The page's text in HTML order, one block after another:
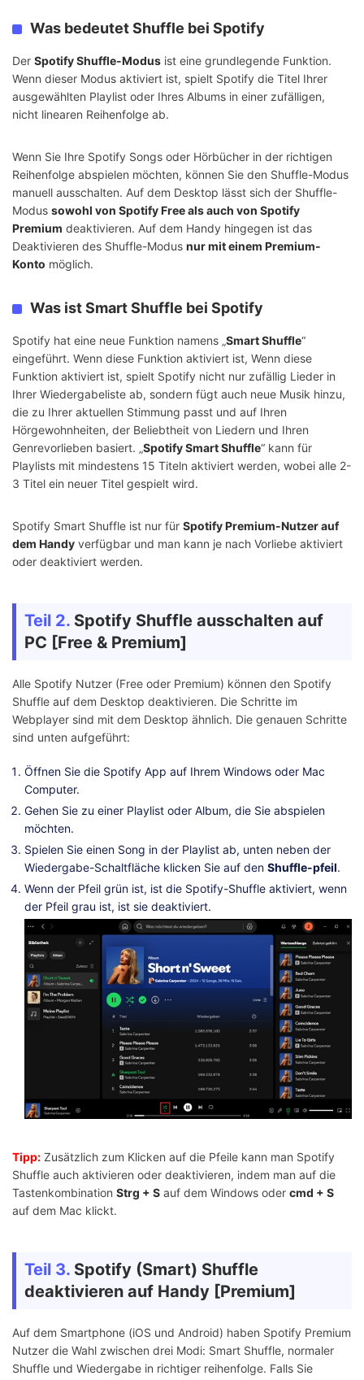
Was bedeutet Shuffle bei Spotify
Der Spotify Shuffle-Modus ist eine grundlegende Funktion.
Wenn dieser Modus aktiviert ist, spielt Spotify die Titel Ihrer
ausgewählten Playlist oder Ihres Albums in einer zufälligen,
nicht linearen Reihenfolge ab.
Wenn Sie Ihre Spotify Songs oder Hörbücher in der richtigen
Reihenfolge abspielen möchten, können Sie den Shuffle-Modus
manuell ausschalten. Auf dem Desktop lässt sich der Shuffle-
Modus sowohl von Spotify Free als auch von Spotify
Premium deaktivieren. Auf dem Handy hingegen ist das
Deaktivieren des Shuffle-Modus nur mit einem Premium-
Konto möglich.
Was ist Smart Shuffle bei Spotify
Spotify hat eine neue Funktion namens „Smart Shuffle“
eingeführt. Wenn diese Funktion aktiviert ist, Wenn diese
Funktion aktiviert ist, spielt Spotify nicht nur zufällig Lieder in
Ihrer Wiedergabeliste ab, sondern fügt auch neue Musik hinzu,
die zu Ihrer aktuellen Stimmung passt und auf Ihren
Hörgewohnheiten, der Beliebtheit von Liedern und Ihren
Genrevorlieben basiert. „Spotify Smart Shuffle“ kann für
Playlists mit mindestens 15 Titeln aktiviert werden, wobei alle 2-
3 Titel ein neuer Titel gespielt wird.
Spotify Smart Shuffle ist nur für Spotify Premium-Nutzer auf
dem Handy verfügbar und man kann je nach Vorliebe aktiviert
oder deaktiviert werden.
Teil 2. Spotify Shuffle ausschalten auf
PC [Free & Premium]
Alle Spotify Nutzer (Free oder Premium) können den Spotify
Shuffle auf dem Desktop deaktivieren. Die Schritte im
Webplayer sind mit dem Desktop ähnlich. Die genauen Schritte
sind unten aufgeführt:
Öffnen Sie die Spotify App auf Ihrem Windows oder Mac
Computer.
Gehen Sie zu einer Playlist oder Album, die Sie abspielen
möchten.
Spielen Sie einen Song in der Playlist ab, unten neben der
Wiedergabe-Schaltfläche klicken Sie auf den Shuffle-pfeil.
Wenn der Pfeil grün ist, ist die Spotify-Shuffle aktiviert, wenn
der Pfeil grau ist, ist sie deaktiviert.
Tipp: Zusätzlich zum Klicken auf die Pfeile kann man Spotify
Shuffle auch aktivieren oder deaktivieren, indem man auf die
Tastenkombination Strg + S auf dem Windows oder cmd + S
auf dem Mac klickt.
Teil 3. Spotify (Smart) Shuffle
deaktivieren auf Handy [Premium]
Auf dem Smartphone (iOS und Android) haben Spotify Premium
Nutzer die Wahl zwischen drei Modi: Smart Shuffle, normaler
Shuffle und Wiedergabe in richtiger reihenfolge. Falls Sie